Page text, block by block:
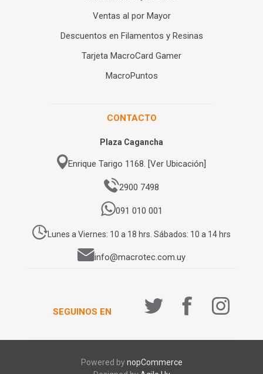
Ventas al por Mayor
Descuentos en Filamentos y Resinas
Tarjeta MacroCard Gamer
MacroPuntos
CONTACTO
Plaza Cagancha
Enrique Tarigo 1168. [Ver Ubicación]
2900 7498
091 010 001
Lunes a Viernes: 10 a 18 hrs. Sábados: 10 a 14 hrs
info@macrotec.com.uy
SEGUINOS EN
Powered bynopCommerce